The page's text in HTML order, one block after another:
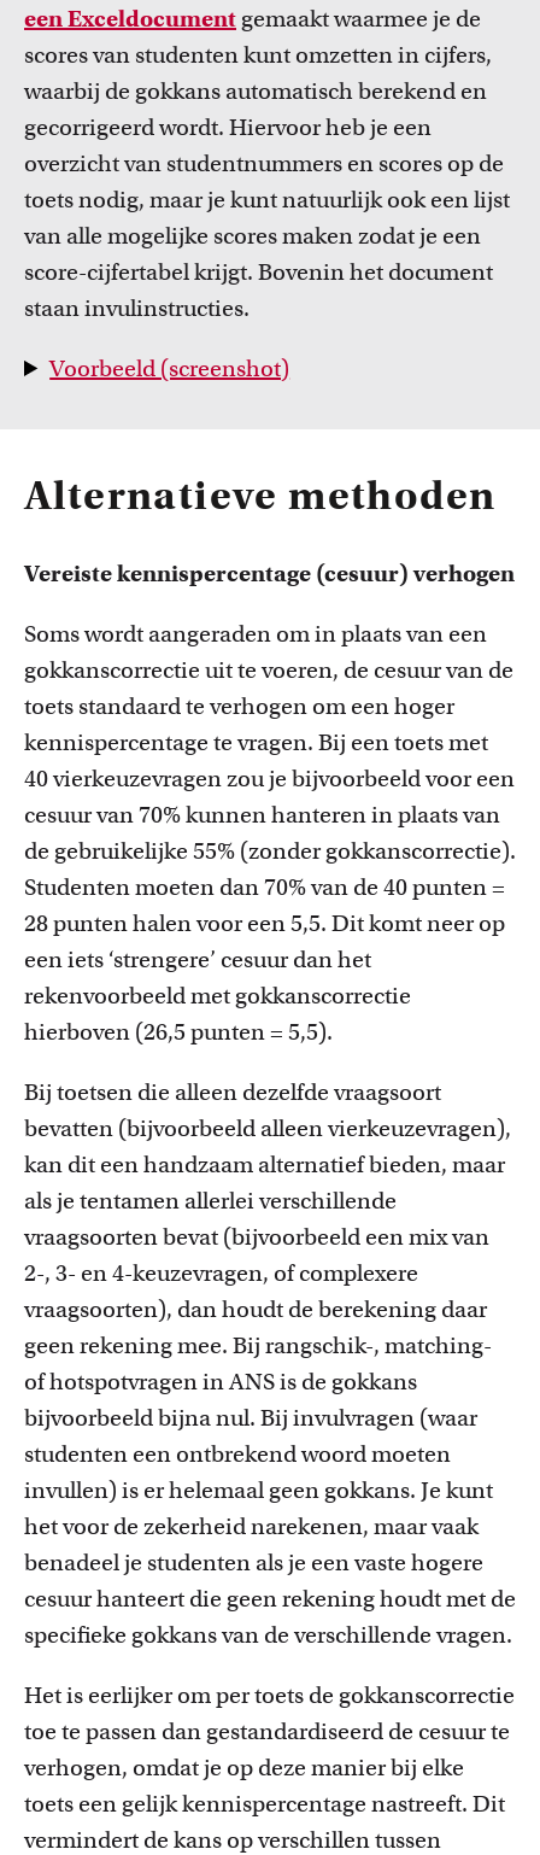
een Exceldocument gemaakt waarmee je de
scores van studenten kunt omzetten in cijfers,
waarbij de gokkans automatisch berekend en
gecorrigeerd wordt. Hiervoor heb je een
overzicht van studentnummers en scores op de
toets nodig, maar je kunt natuurlijk ook een lijst
van alle mogelijke scores maken zodat je een
score-cijfertabel krijgt. Bovenin het document
staan invulinstructies.
Voorbeeld (screenshot)
Alternatieve methoden
Vereiste kennispercentage (cesuur) verhogen
Soms wordt aangeraden om in plaats van een
gokkanscorrectie uit te voeren, de cesuur van de
toets standaard te verhogen om een hoger
kennispercentage te vragen. Bij een toets met
40 vierkeuzevragen zou je bijvoorbeeld voor een
cesuur van 70% kunnen hanteren in plaats van
de gebruikelijke 55% (zonder gokkanscorrectie).
Studenten moeten dan 70% van de 40 punten =
28 punten halen voor een 5,5. Dit komt neer op
een iets ‘strengere’ cesuur dan het
rekenvoorbeeld met gokkanscorrectie
hierboven (26,5 punten = 5,5).
Bij toetsen die alleen dezelfde vraagsoort
bevatten (bijvoorbeeld alleen vierkeuzevragen),
kan dit een handzaam alternatief bieden, maar
als je tentamen allerlei verschillende
vraagsoorten bevat (bijvoorbeeld een mix van
2-, 3- en 4-keuzevragen, of complexere
vraagsoorten), dan houdt de berekening daar
geen rekening mee. Bij rangschik-, matching-
of hotspotvragen in ANS is de gokkans
bijvoorbeeld bijna nul. Bij invulvragen (waar
studenten een ontbrekend woord moeten
invullen) is er helemaal geen gokkans. Je kunt
het voor de zekerheid narekenen, maar vaak
benadeel je studenten als je een vaste hogere
cesuur hanteert die geen rekening houdt met de
specifieke gokkans van de verschillende vragen.
Het is eerlijker om per toets de gokkanscorrectie
toe te passen dan gestandardiseerd de cesuur te
verhogen, omdat je op deze manier bij elke
toets een gelijk kennispercentage nastreeft. Dit
vermindert de kans op verschillen tussen